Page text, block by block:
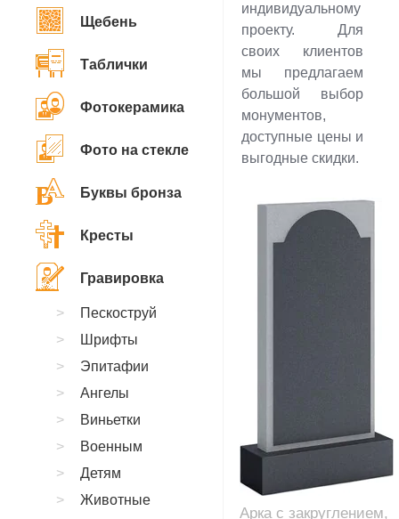
индивидуальному
проекту. Для
своих клиентов
мы предлагаем
большой выбор
монументов,
доступные цены и
выгодные скидки.
Арка с закруглением,
Щебень
Таблички
Фотокерамика
Фото на стекле
Буквы бронза
Кресты
Гравировка
Пескоструй
Шрифты
Эпитафии
Ангелы
Виньетки
Военным
Детям
Животные